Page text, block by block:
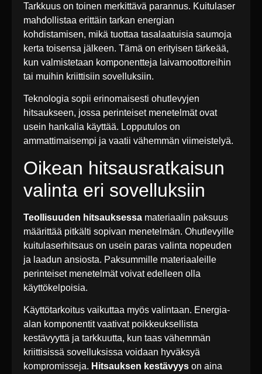
Tarkkuus on toinen merkittävä parannus. Kuitulaser
mahdollistaa erittäin tarkan energian
kohdistamisen, mikä tuottaa tasalaatuisia saumoja
kerta toisensa jälkeen. Tämä on erityisen tärkeää,
kun valmistetaan komponentteja laivamoottoreihin
tai muihin kriittisiin sovelluksiin.
Teknologia sopii erinomaisesti ohutlevyjen
hitsaukseen, jossa perinteiset menetelmät ovat
usein hankalia käyttää. Lopputulos on
ammattimaisempi ja vaatii vähemmän viimeistelyä.
Oikean hitsausratkaisun
valinta eri sovelluksiin
Teollisuuden hitsauksessa materiaalin paksuus
määrittää pitkälti sopivan menetelmän. Ohutlevyille
kuitulaserhitsaus on usein paras valinta nopeuden
ja laadun ansiosta. Paksummille materiaaleille
perinteiset menetelmät voivat edelleen olla
käyttökelpoisia.
Käyttötarkoitus vaikuttaa myös valintaan. Energia-
alan komponentit vaativat poikkeuksellista
kestävyyttä ja tarkkuutta, kun taas vähemmän
kriittisissä sovelluksissa voidaan hyväksyä
kompromisseja. Hitsauksen kestävyys on aina